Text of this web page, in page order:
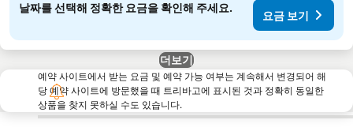
날짜를 선택해 정확한 요금을 확인해 주세요.
요금 보기
더보기
예약 사이트에서 받는 요금 및 예약 가능 여부는 계속해서 변경되어 해
당 예약 사이트에 방문했을 때 트리바고에 표시된 것과 정확히 동일한
상품을 찾지 못하실 수도 있습니다.